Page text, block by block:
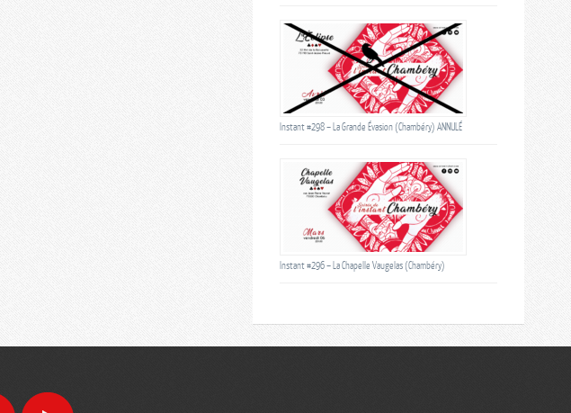
Instant #298 – La Grande Évasion (Chambéry) ANNULÉ
Instant #296 – La Chapelle Vaugelas (Chambéry)